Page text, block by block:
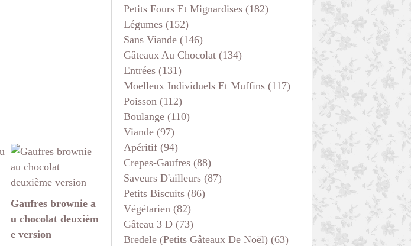
Gaufres brownie a
u chocolat deuxièm
e version
Petits Fours Et Mignardises (182)
Légumes (152)
Sans Viande (146)
Gâteaux Au Chocolat (134)
Entrées (131)
Moelleux Individuels Et Muffins (117)
Poisson (112)
Boulange (110)
Viande (97)
Apéritif (94)
Crepes-Gaufres (88)
Saveurs D'ailleurs (87)
Petits Biscuits (86)
Végétarien (82)
Gâteau 3 D (73)
Bredele (petits Gâteaux De Noël) (63)